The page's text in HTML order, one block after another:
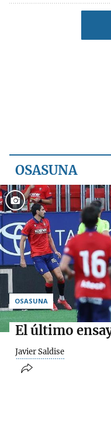
OSASUNA
OSASUNA
El último
Javier Saldise